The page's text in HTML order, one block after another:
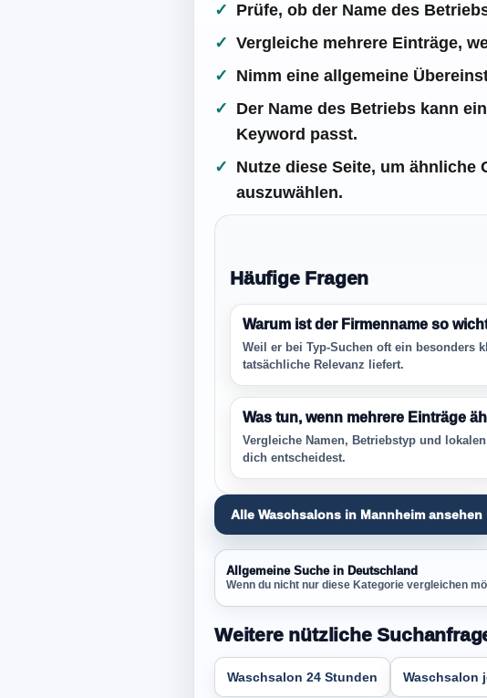
Prüfe, ob der Name des
Vergleiche mehrere Einträge,
Nimm eine allgemeine
Der Name des Betriebs kann
Keyword passt.
Nutze diese Seite, um
auszuwählen.
Häufige Fragen
Warum ist der Firmenname so
Weil er bei Typ-Suchen oft ein besonders
tatsächliche Relevanz liefert.
Was tun, wenn mehrere Einträge
Vergleiche Namen, Betriebstyp und
dich entscheidest.
Alle Waschsalons in Mannheim ansehen
Allgemeine Suche in Deutschland
Wenn du nicht nur diese Kategorie vergleichen
Weitere nützliche
Waschsalon 24 Stunden Waschsalon